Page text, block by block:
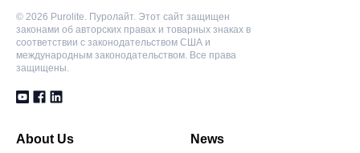
© 2026 Purolite. Пуролайт. Этот сайт защищен
законами об авторских правах и товарных знаках в
соответствии с законодательством США и
международным законодательством. Все права
защищены.
About Us News